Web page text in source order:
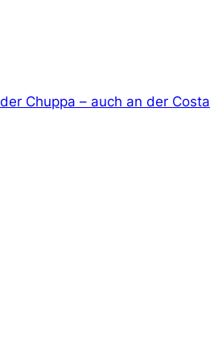
Chuppa – auch an der Costa